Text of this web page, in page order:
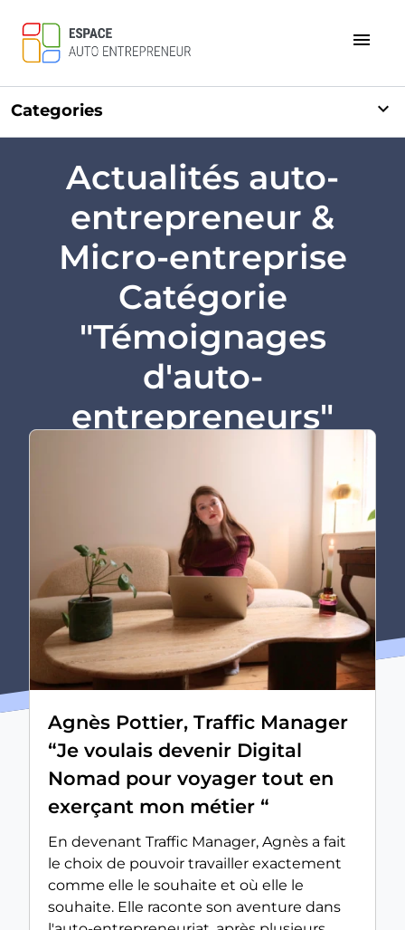
menu
Categories expand_more
Actualités auto-
entrepreneur &
Micro-entreprise
Catégorie
"Témoignages
d'auto-
entrepreneurs"
Agnès Pottier, Traffic Manager
“Je voulais devenir Digital
Nomad pour voyager tout en
exerçant mon métier “
En devenant Traffic Manager, Agnès a fait
le choix de pouvoir travailler exactement
comme elle le souhaite et où elle le
souhaite. Elle raconte son aventure dans